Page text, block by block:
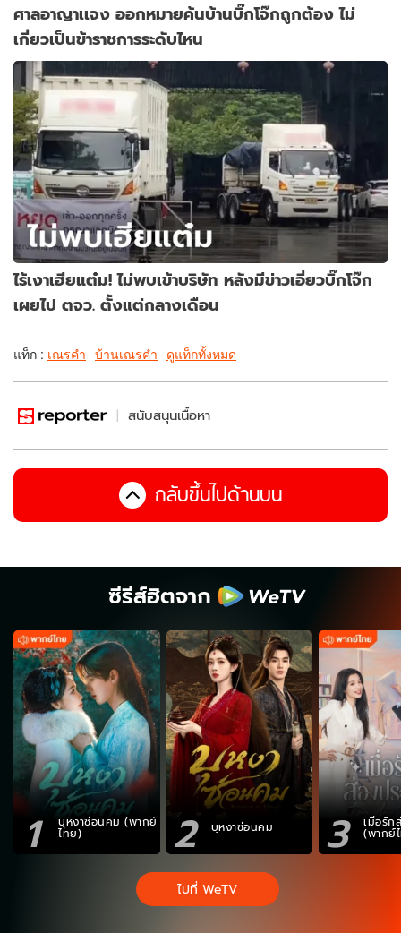
ศาลอาญาเเจง ออกหมายค้นบ้านบิ๊กโจ๊กถูกต้อง ไม่
เกี่ยวเป็นข้าราชการระดับไหน
ไร้เงาเฮียแต๋ม! ไม่พบเข้าบริษัท หลังมีข่าวเอี่ยวบิ๊กโจ๊ก
เผยไป ตจว. ตั้งแต่กลางเดือน
แท็ก : เณรคำ บ้านเณรคำ ดูแท็กทั้งหมด
สนับสนุนเนื้อหา
กลับขึ้นไปด้านบน
ซีรีส์ฮิตจาก
1 บุหงาซ่อนคม (พากย์
ไทย) 2 บุหงาซ่อนคม 3 เมื่อรัก
(พากย์
ไปที่ WeTV